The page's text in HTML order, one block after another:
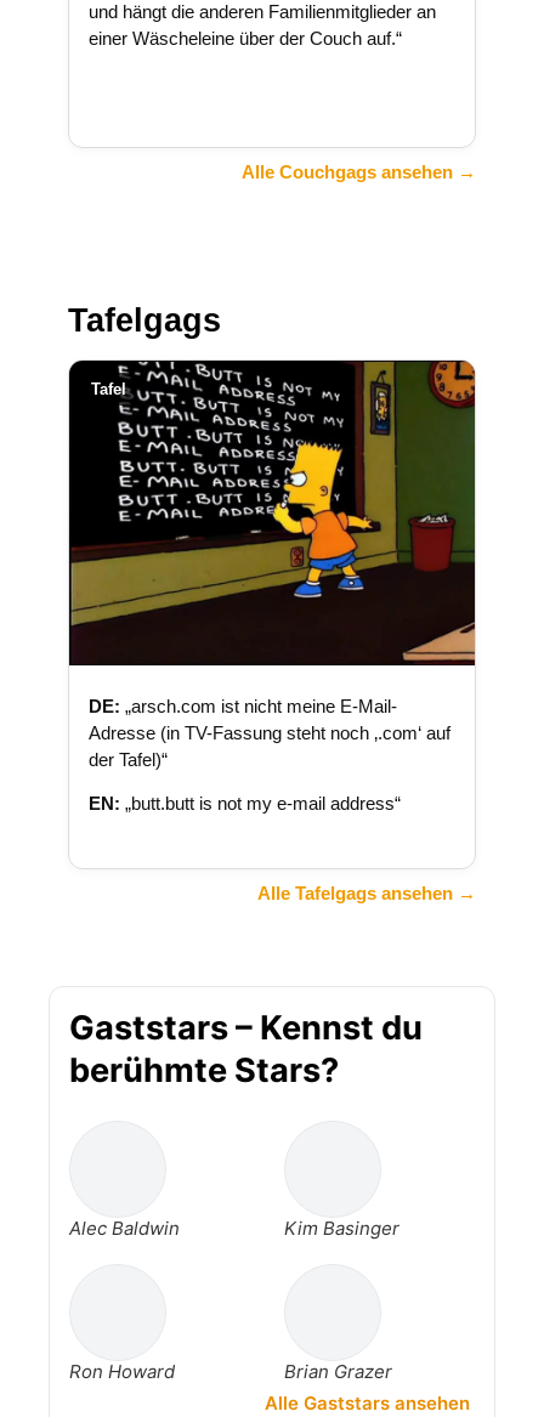
und hängt die anderen Familienmitglieder an
einer Wäscheleine über der Couch auf.“
Alle Couchgags ansehen →
Tafelgags
Tafel
DE: „arsch.com ist nicht meine E-Mail-
Adresse (in TV-Fassung steht noch ‚.com‘ auf
der Tafel)“
EN: „butt.butt is not my e-mail address“
Alle Tafelgags ansehen →
Gaststars – Kennst du
berühmte Stars?
Alec Baldwin Kim Basinger
Ron Howard
Brian Grazer
Alle Gaststars ansehen